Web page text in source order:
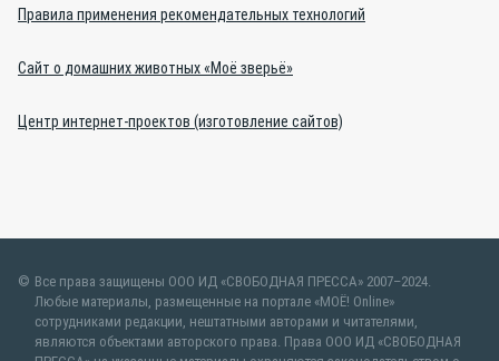
Правила применения рекомендательных технологий
Сайт о домашних животных «Моё зверьё»
Центр интернет-проектов (изготовление сайтов)
Все права защищены ООО ИД «СВОБОДНАЯ ПРЕССА» 2007–2024.
Любые материалы, размещенные на портале «МОЁ! Online»
сотрудниками редакции, нештатными авторами и читателями,
являются объектами авторского права. Права ООО ИД «СВОБОДНАЯ